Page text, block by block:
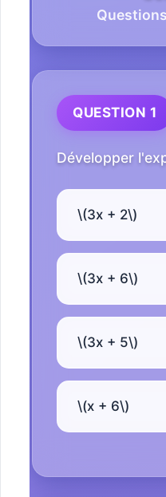
QUESTION 1
Développer
\(3x + 2\)
\(3x + 6\)
\(3x + 5\)
\(x + 6\)